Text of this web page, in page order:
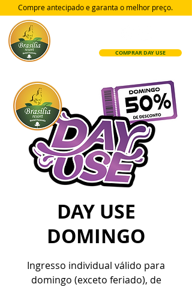
COMPRAR DAY USE
Compre antecipado e garanta o melhor preço.
DAY USE
DOMINGO
Ingresso individual válido para
domingo (exceto feriado), de